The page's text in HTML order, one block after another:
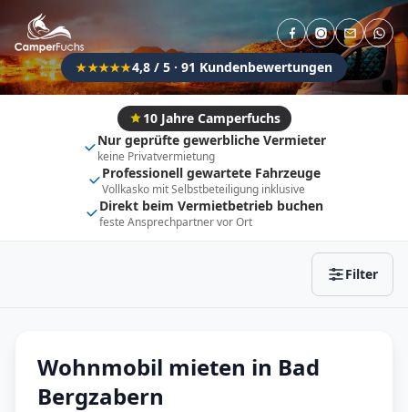
★★★★★4,8 / 5 · 91 Kundenbewertungen
10 Jahre Camperfuchs
Nur geprüfte gewerbliche Vermieter
keine Privatvermietung
Professionell gewartete Fahrzeuge
Vollkasko mit Selbstbeteiligung inklusive
Direkt beim Vermietbetrieb buchen
feste Ansprechpartner vor Ort
Filter
Flexibel (±3 Tage) Anhängerkupplung
Fahrzeugtyp
Vollintegriert Kastenwagen
Alkoven Teil-Integriert
Wohnwagen
Wohnmobil mieten in Bad
Bergzabern